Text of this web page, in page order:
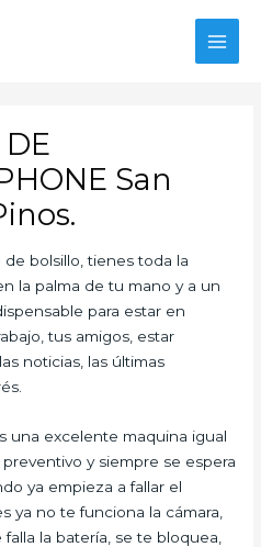
San
bolsillo, tienes toda la
la palma de tu mano y a un
para estar en
tus amigos, estar
noticias, las últimas
una excelente maquina igual
y siempre se espera
ya empieza a fallar el
ya no te funciona la cámara,
la batería, se te bloquea,